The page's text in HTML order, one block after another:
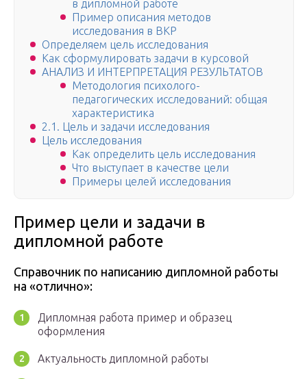
в дипломной работе
Пример описания методов
исследования в ВКР
Определяем цель исследования
Как сформулировать задачи в курсовой
АНАЛИЗ И ИНТЕРПРЕТАЦИЯ РЕЗУЛЬТАТОВ
Методология психолого-
педагогических исследований: общая
характеристика
2.1. Цель и задачи исследования
Цель исследования
Как определить цель исследования
Что выступает в качестве цели
Примеры целей исследования
Пример цели и задачи в
дипломной работе
Справочник по написанию дипломной работы
на «отлично»:
Дипломная работа пример и образец
оформления
Актуальность дипломной работы